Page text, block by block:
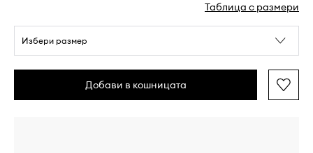
Таблица с размери
Избери размер
Добави в кошницата